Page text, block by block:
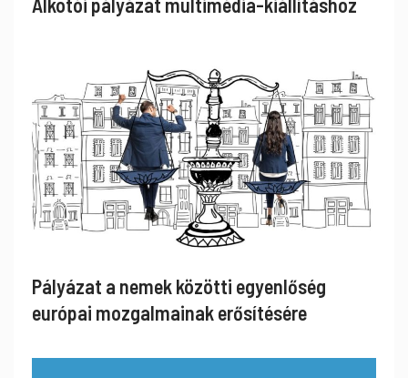
Pályázat a nemek közötti egyenlőség
európai mozgalmainak erősítésére